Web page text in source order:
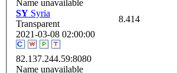
Name unavailable
SY Syria
Transparent
2021-03-08 02:00:00
8.414
82.137.244.59:8080
Name unavailable